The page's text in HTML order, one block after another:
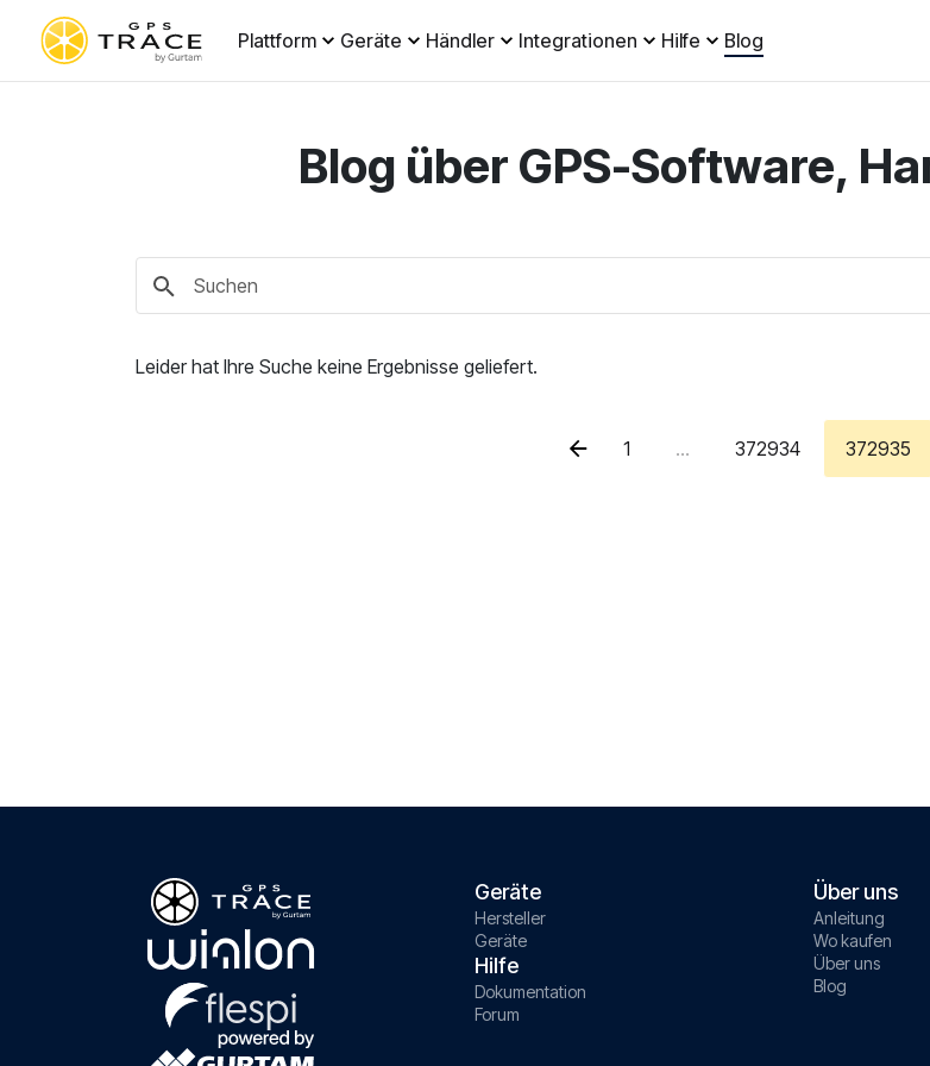
Plattform Geräte Händler Integrationen Hilfe Blog
Blog über GPS-Software,
Leider hat Ihre Suche keine Ergebnisse geliefert.
1 ... 372934 372935
Geräte
Hersteller
Geräte
Hilfe
Dokumentation
Forum
Über uns
Anleitung
Wo kaufen
Über uns
Blog